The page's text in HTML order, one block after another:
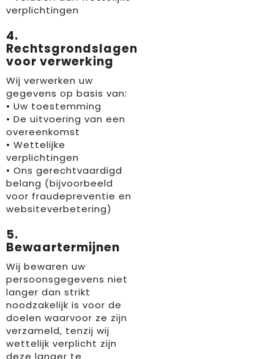
verplichtingen
4.
Rechtsgrondslagen
voor verwerking
Wij verwerken uw
gegevens op basis van:
• Uw toestemming
• De uitvoering van een
overeenkomst
• Wettelijke
verplichtingen
• Ons gerechtvaardigd
belang (bijvoorbeeld
voor fraudepreventie en
websiteverbetering)
5.
Bewaartermijnen
Wij bewaren uw
persoonsgegevens niet
langer dan strikt
noodzakelijk is voor de
doelen waarvoor ze zijn
verzameld, tenzij wij
wettelijk verplicht zijn
deze langer te